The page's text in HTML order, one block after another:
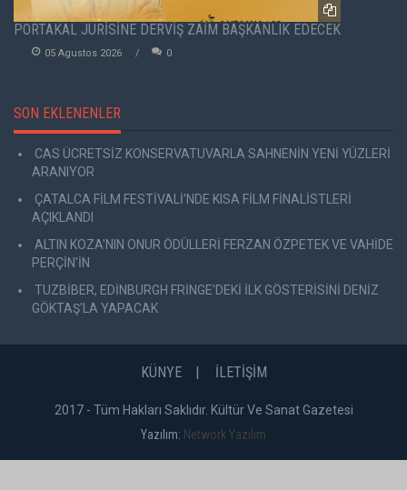
PORTAKAL JÜRİSİNE DERVİŞ ZAİM BAŞKANLIK EDECEK
05 Agustos 2026 0
SON EKLENENLER
CAS ÜCRETSİZ KONSERVATUVARLA SAHNENİN YENİ YÜZLERİ
ARANIYOR
ÇATALCA FİLM FESTİVALİ'NDE KISA FİLM FİNALİSTLERİ
AÇIKLANDI
ALTIN KOZA'NIN ONUR ÖDÜLLERİ FERZAN ÖZPETEK VE VAHİDE
PERÇİN'İN
TUZBİBER, EDİNBURGH FRİNGE'DEKİ İLK GÖSTERİSİNİ DENİZ
GÖKTAŞ'LA YAPACAK
KÜNYE İLETİŞİM
2017 - Tüm Hakları Saklıdır. Kültür Ve Sanat Gazetesi
Yazılım: Network Yazılım